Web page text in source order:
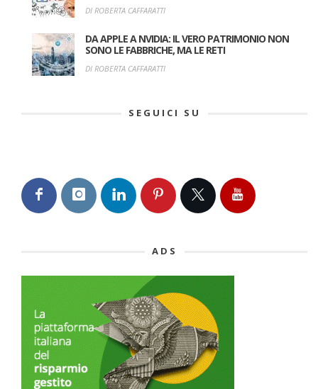
DI ROBERTA CAFFARATTI
DA APPLE A NVIDIA: IL VERO PATRIMONIO NON
SONO LE FABBRICHE, MA LE RETI
DI ROBERTA CAFFARATTI
SEGUICI SU
ADS